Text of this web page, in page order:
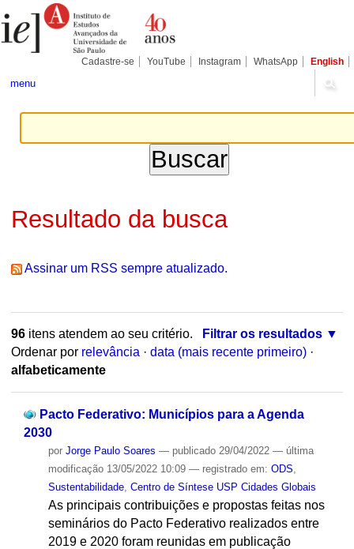
para
conteúdo.
Pessoais
Cadastre-se YouTube Instagram WhatsApp English
menu
Resultado da busca
Assinar um RSS sempre atualizado.
96itens atendem ao seu critério.
Filtrar os resultados
Ordenar por relevância · data (mais recente primeiro) ·
alfabeticamente
Pacto Federativo: Municípios para a Agenda
2030
por Jorge Paulo Soares — publicado29/04/2022 — última
modificação13/05/2022 10:09 — registrado em: ODS
Sustentabilidade, Centro de Síntese USP Cidades Globais
As principais contribuições e propostas feitas nos
seminários do Pacto Federativo realizados entre
2019 e 2020 foram reunidas em publicação